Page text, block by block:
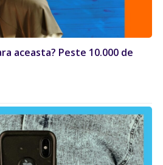
aceasta? Peste 10.000 de